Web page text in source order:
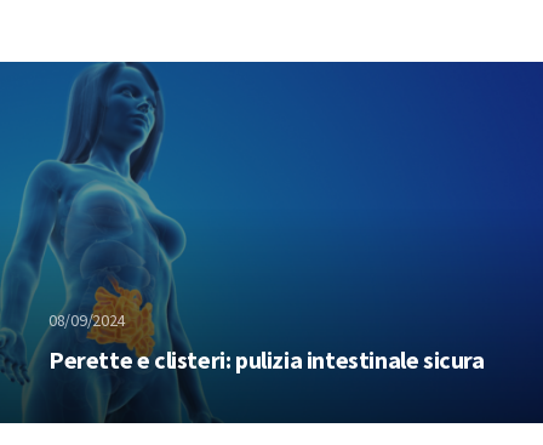
08/09/2024
Perette e clisteri: pulizia intestinale sicura